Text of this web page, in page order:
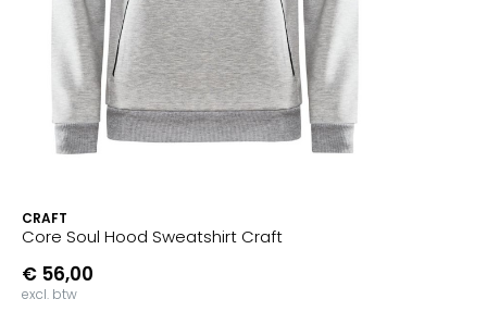
CRAFT
Core Soul Hood Sweatshirt Craft
€ 56,00
excl. btw